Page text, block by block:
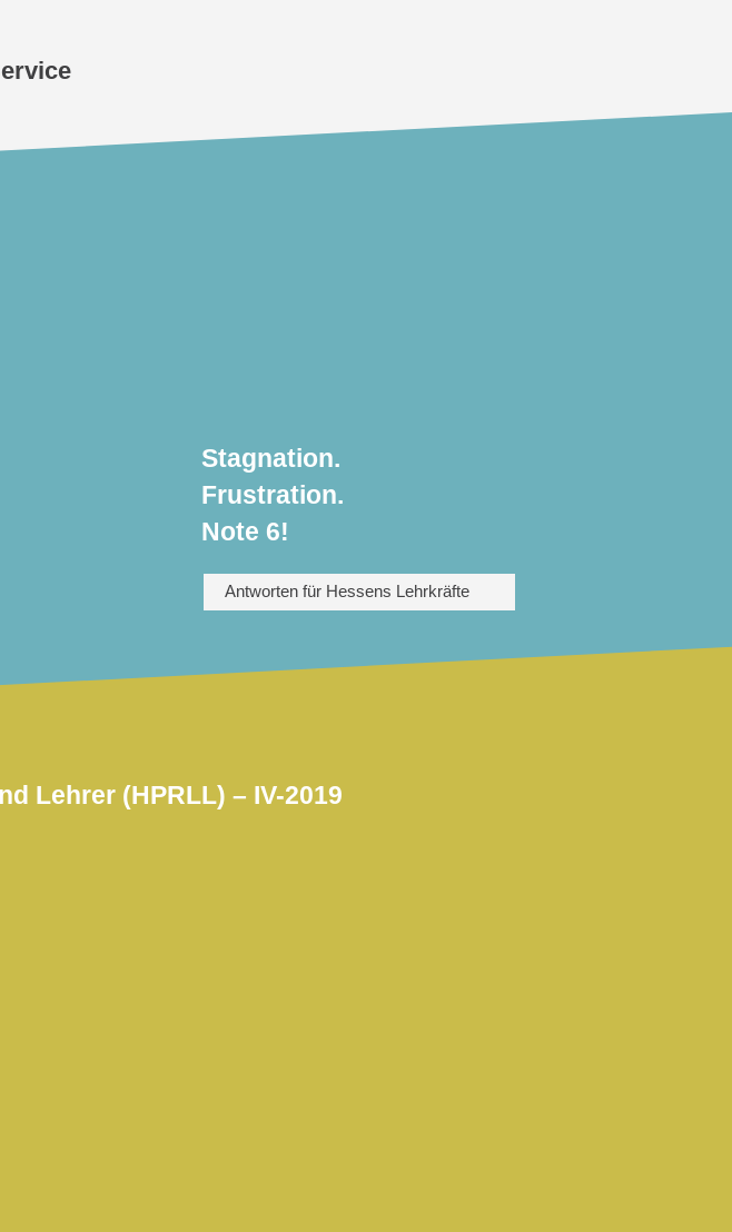
Stagnation.
Frustration.
Note 6!
Antworten für Hessens Lehrkräfte
Lehrer (HPRLL) – IV-2019